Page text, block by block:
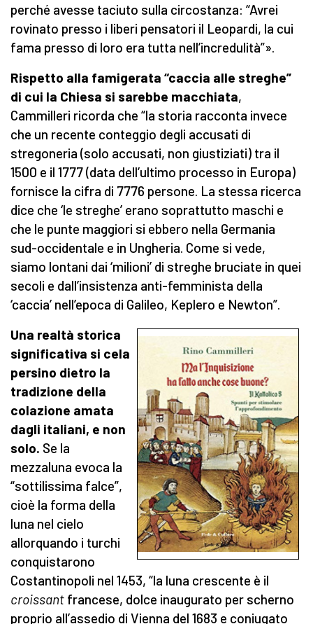
perché avesse taciuto sulla circostanza: “Avrei
rovinato presso i liberi pensatori il Leopardi, la cui
fama presso di loro era tutta nell’incredulità”».
Rispetto alla famigerata “caccia alle streghe”
di cui la Chiesa si sarebbe macchiata,
Cammilleri ricorda che “la storia racconta invece
che un recente conteggio degli accusati di
stregoneria (solo accusati, non giustiziati) tra il
1500 e il 1777 (data dell’ultimo processo in Europa)
fornisce la cifra di 7776 persone. La stessa ricerca
dice che ‘le streghe’ erano soprattutto maschi e
che le punte maggiori si ebbero nella Germania
sud-occidentale e in Ungheria. Come si vede,
siamo lontani dai ‘milioni’ di streghe bruciate in quei
secoli e dall’insistenza anti-femminista della
‘caccia’ nell’epoca di Galileo, Keplero e Newton”.
Una realtà storica
significativa si cela
persino dietro la
tradizione della
colazione amata
dagli italiani, e non
solo. Se la
mezzaluna evoca la
“sottilissima falce”,
cioè la forma della
luna nel cielo
allorquando i turchi
conquistarono
Costantinopoli nel 1453, “la luna crescente è il
croissant francese, dolce inaugurato per scherno
proprio all’assedio di Vienna del 1683 e coniugato